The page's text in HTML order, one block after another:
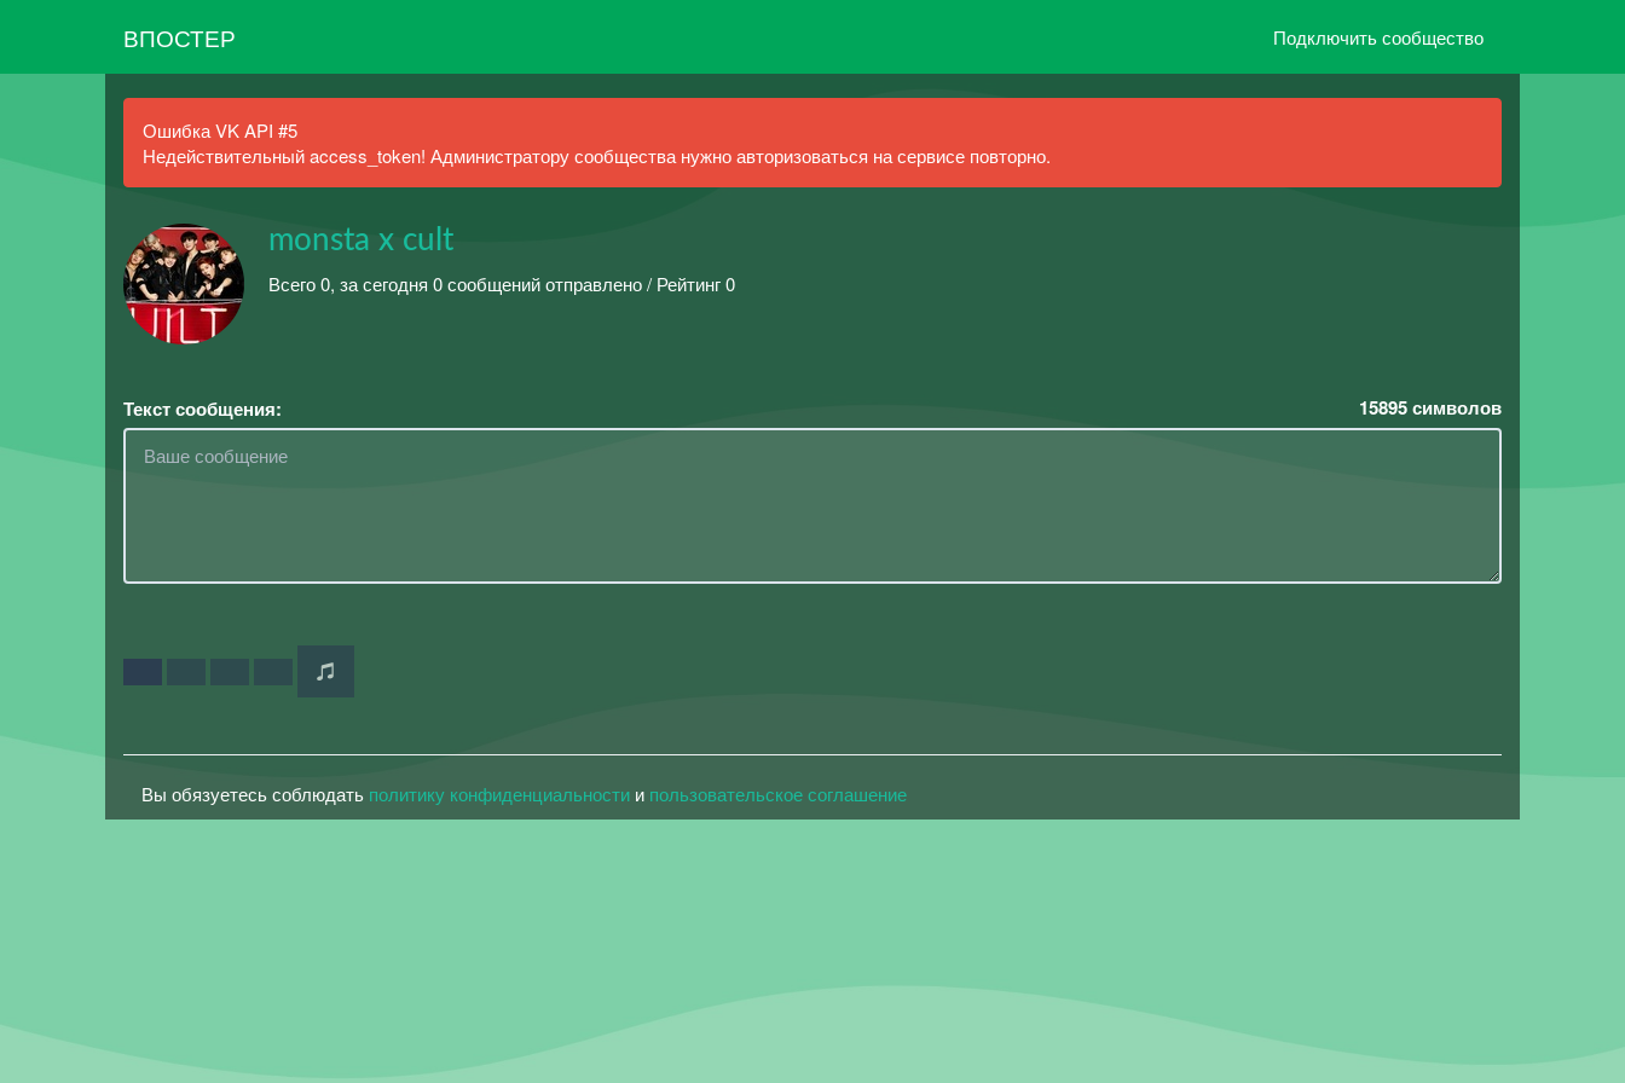
ВПОСТЕР Подключить сообщество
Ошибка VK API #5
Недействительный access_token! Администратору сообщества нужно авторизоваться на сервисе повторно.
monsta x cult
Всего 0, за сегодня 0 сообщений отправлено / Рейтинг 0
Текст сообщения: 15895символов
Вы обязуетесь соблюдать политику конфиденциальности и пользовательское соглашение